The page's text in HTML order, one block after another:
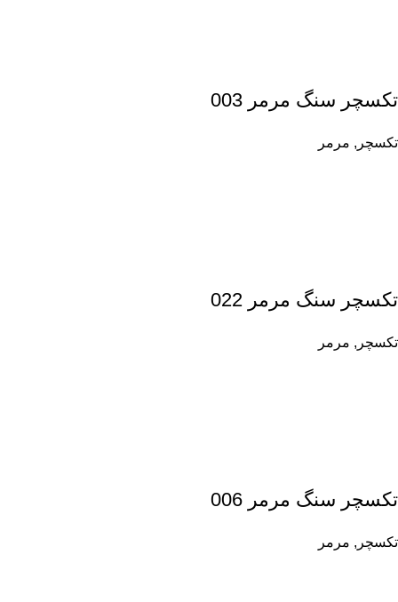
تکسچر سنگ مرمر 003
تکسچر , مرمر
تکسچر سنگ مرمر 022
تکسچر , مرمر
تکسچر سنگ مرمر 006
تکسچر , مرمر